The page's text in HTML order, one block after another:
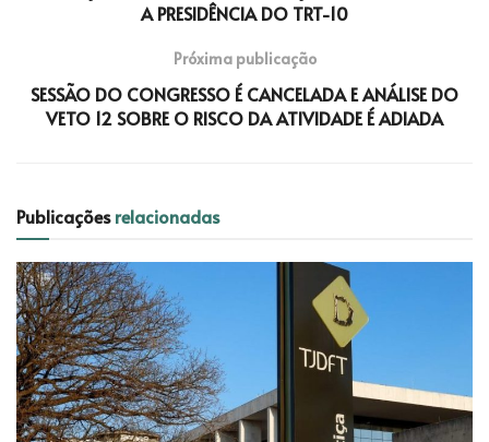
A PRESIDÊNCIA DO TRT-10
Próxima publicação
SESSÃO DO CONGRESSO É CANCELADA E ANÁLISE DO
VETO 12 SOBRE O RISCO DA ATIVIDADE É ADIADA
Publicaçõesrelacionadas